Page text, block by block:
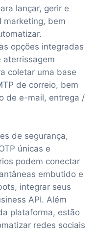
lançar, gerir e
marketing, bem
opções integradas
aterrissagem
coletar uma base
de correio, bem
de e-mail, entrega /
de segurança,
únicas e
podem conectar
embutido e
integrar seus
API. Além
plataforma, estão
redes sociais